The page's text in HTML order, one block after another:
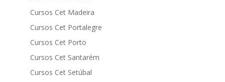
Cursos Cet Madeira
Cursos Cet Portalegre
Cursos Cet Porto
Cursos Cet Santarém
Cursos Cet Setúbal